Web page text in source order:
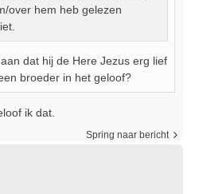
over hem heb gelezen
dat hij de Here Jezus erg lief
broeder in het geloof?
ik dat.
Spring naar bericht